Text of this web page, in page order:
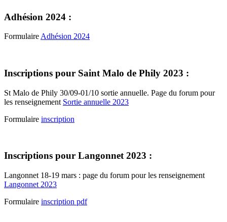
Adhésion 2024 :
Formulaire Adhésion 2024
Inscriptions pour Saint Malo de Phily 2023 :
St Malo de Phily 30/09-01/10 sortie annuelle. Page du forum pour
les renseignement Sortie annuelle 2023
Formulaire inscription
Inscriptions pour Langonnet 2023 :
Langonnet 18-19 mars : page du forum pour les renseignement
Langonnet 2023
Formulaire inscription pdf